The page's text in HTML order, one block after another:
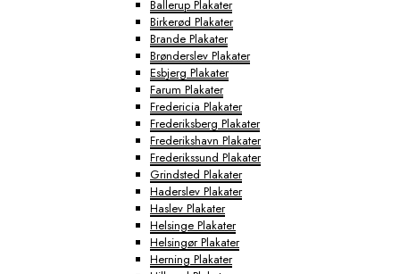
Ballerup Plakater
Birkerød Plakater
Brande Plakater
Brønderslev Plakater
Esbjerg Plakater
Farum Plakater
Fredericia Plakater
Frederiksberg Plakater
Frederikshavn Plakater
Frederikssund Plakater
Grindsted Plakater
Haderslev Plakater
Haslev Plakater
Helsinge Plakater
Helsingør Plakater
Herning Plakater